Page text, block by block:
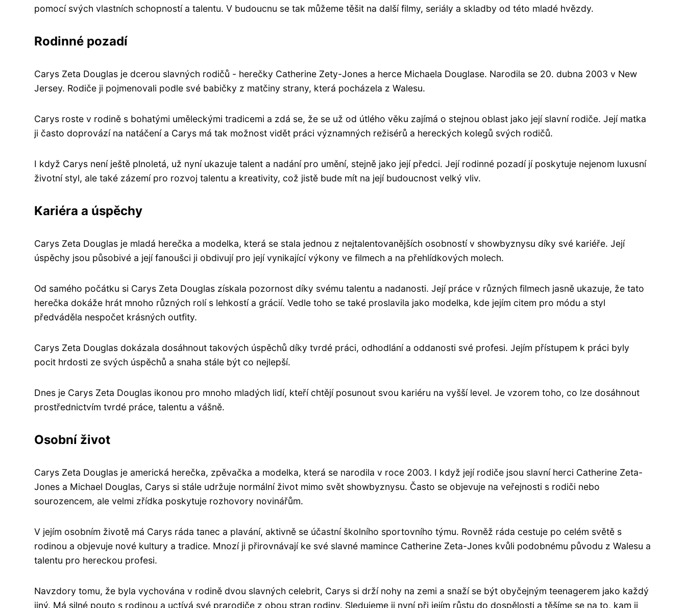
pomocí svých vlastních schopností a talentu. V budoucnu se tak můžeme těšit na další filmy, seriály a skladby od této mladé hvězdy.
Rodinné pozadí
Carys Zeta Douglas je dcerou slavných rodičů - herečky Catherine Zety-Jones a herce Michaela Douglase. Narodila se 20. dubna 2003 v New
Jersey. Rodiče ji pojmenovali podle své babičky z matčiny strany, která pocházela z Walesu.
Carys roste v rodině s bohatými uměleckými tradicemi a zdá se, že se už od útlého věku zajímá o stejnou oblast jako její slavní rodiče. Její matka
ji často doprovází na natáčení a Carys má tak možnost vidět práci významných režisérů a hereckých kolegů svých rodičů.
I když Carys není ještě plnoletá, už nyní ukazuje talent a nadání pro umění, stejně jako její předci. Její rodinné pozadí jí poskytuje nejenom luxusní
životní styl, ale také zázemí pro rozvoj talentu a kreativity, což jistě bude mít na její budoucnost velký vliv.
Kariéra a úspěchy
Carys Zeta Douglas je mladá herečka a modelka, která se stala jednou z nejtalentovanějších osobností v showbyznysu díky své kariéře. Její
úspěchy jsou působivé a její fanoušci ji obdivují pro její vynikající výkony ve filmech a na přehlídkových molech.
Od samého počátku si Carys Zeta Douglas získala pozornost díky svému talentu a nadanosti. Její práce v různých filmech jasně ukazuje, že tato
herečka dokáže hrát mnoho různých rolí s lehkostí a grácií. Vedle toho se také proslavila jako modelka, kde jejím citem pro módu a styl
předváděla nespočet krásných outfity.
Carys Zeta Douglas dokázala dosáhnout takových úspěchů díky tvrdé práci, odhodlání a oddanosti své profesi. Jejím přístupem k práci byly
pocit hrdosti ze svých úspěchů a snaha stále být co nejlepší.
Dnes je Carys Zeta Douglas ikonou pro mnoho mladých lidí, kteří chtějí posunout svou kariéru na vyšší level. Je vzorem toho, co lze dosáhnout
prostřednictvím tvrdé práce, talentu a vášně.
Osobní život
Carys Zeta Douglas je americká herečka, zpěvačka a modelka, která se narodila v roce 2003. I když její rodiče jsou slavní herci Catherine Zeta-
Jones a Michael Douglas, Carys si stále udržuje normální život mimo svět showbyznysu. Často se objevuje na veřejnosti s rodiči nebo
sourozencem, ale velmi zřídka poskytuje rozhovory novinářům.
V jejím osobním životě má Carys ráda tanec a plavání, aktivně se účastní školního sportovního týmu. Rovněž ráda cestuje po celém světě s
rodinou a objevuje nové kultury a tradice. Mnozí ji přirovnávají ke své slavné mamince Catherine Zeta-Jones kvůli podobnému původu z Walesu a
talentu pro hereckou profesi.
Navzdory tomu, že byla vychována v rodině dvou slavných celebrit, Carys si drží nohy na zemi a snaží se být obyčejným teenagerem jako každý
jiný. Má silné pouto s rodinou a uctívá své prarodiče z obou stran rodiny. Sledujeme ji nyní při jejím růstu do dospělosti a těšíme se na to, kam ji